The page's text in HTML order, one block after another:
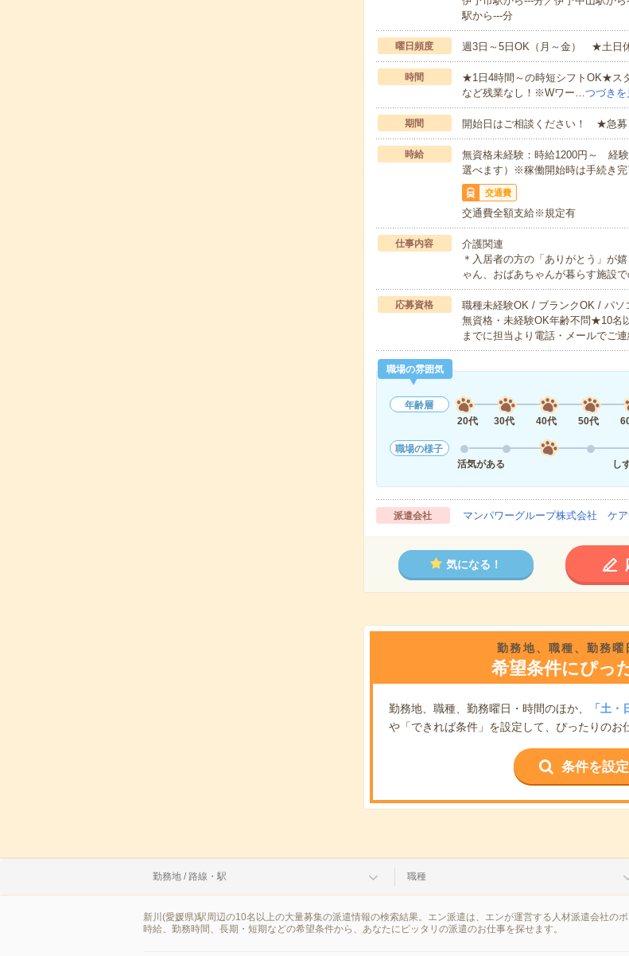
駅から---分
曜日頻度 週3日～5日OK（月～金） ★土日
時間
★1日4時間～の時短シフトOK★ス
など残業なし！※Wワー…つづきを
期間 開始日はご相談ください！ ★急
時給
無資格未経験：時給1200円～ 経
選べます）※稼働開始時は手続き完
交通費
交通費全額支給※規定有
仕事内容
介護関連
＊入居者の方の「ありがとう」が
ゃん、おばあちゃんが暮らす施設
応募資格
職種未経験OK / ブランクOK / パ
無資格・未経験OK年齢不問★10名
までに担当より電話・メールでご
職場の雰囲気
年齢層
20代
30代 40代 50代
職場の様子
活気がある
し
派遣会社 マンパワーグループ株式会社 ケ
気になる！
勤務地、職種、勤務
希望条件にぴっ
勤務地、職種、勤務曜日・時間のほか、 「土・
や「できれば条件」を設定して、ぴったりのお
条件を設
勤務地 / 路線・駅 職種
新川(愛媛県)駅周辺の10名以上の大量募集の派遣情報の検索結果。エン派遣は、エンが運営する人材派遣会社の
時給、勤務時間、長期・短期などの希望条件から、あなたにピッタリの派遣のお仕事を探せます。